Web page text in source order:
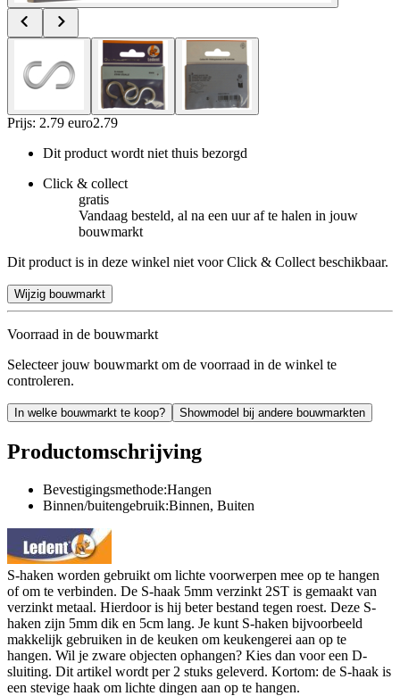
Prijs: 2.79 euro2.79
Dit product wordt niet thuis bezorgd
Click & collect
gratis
Vandaag besteld, al na een uur af te halen in jouw
bouwmarkt
Dit product is in deze winkel niet voor Click & Collect beschikbaar.
Wijzig bouwmarkt
Voorraad in de bouwmarkt
Selecteer jouw bouwmarkt om de voorraad in de winkel te
controleren.
In welke bouwmarkt te koop? Showmodel bij andere bouwmarkten
Productomschrijving
Bevestigingsmethode:Hangen
Binnen/buitengebruik:Binnen, Buiten
S-haken worden gebruikt om lichte voorwerpen mee op te hangen
of om te verbinden. De S-haak 5mm verzinkt 2ST is gemaakt van
verzinkt metaal. Hierdoor is hij beter bestand tegen roest. Deze S-
haken zijn 5mm dik en 5cm lang. Je kunt S-haken bijvoorbeeld
makkelijk gebruiken in de keuken om keukengerei aan op te
hangen. Wil je zware objecten ophangen? Kies dan voor een D-
sluiting. Dit artikel wordt per 2 stuks geleverd. Kortom: de S-haak is
een stevige haak om lichte dingen aan op te hangen.